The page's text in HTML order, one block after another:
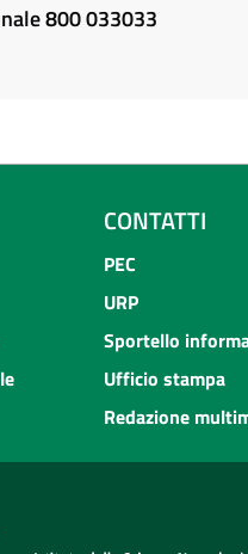
800 033033
CONTATTI
PEC
URP
Sportello
Ufficio stampa
Redazione